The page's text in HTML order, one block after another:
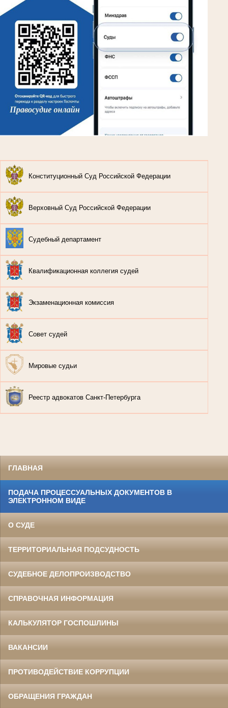
Конституционный Суд Российской Федерации
Верховный Суд Российской Федерации
Судебный департамент
Квалификационная коллегия судей
Экзаменационная комиссия
Совет судей
Мировые судьи
Реестр адвокатов Санкт-Петербурга
ГЛАВНАЯ
ПОДАЧА ПРОЦЕССУАЛЬНЫХ ДОКУМЕНТОВ В
ЭЛЕКТРОННОМ ВИДЕ
О СУДЕ
ТЕРРИТОРИАЛЬНАЯ ПОДСУДНОСТЬ
СУДЕБНОЕ ДЕЛОПРОИЗВОДСТВО
СПРАВОЧНАЯ ИНФОРМАЦИЯ
КАЛЬКУЛЯТОР ГОСПОШЛИНЫ
ВАКАНСИИ
ПРОТИВОДЕЙСТВИЕ КОРРУПЦИИ
ОБРАЩЕНИЯ ГРАЖДАН